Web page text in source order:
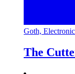
Goth,
The